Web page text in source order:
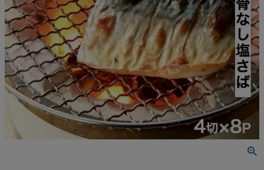
おすすめ海産物
インフォーメーション
うなぎ屋かわすいについて
商品一覧
ご利用ガイド